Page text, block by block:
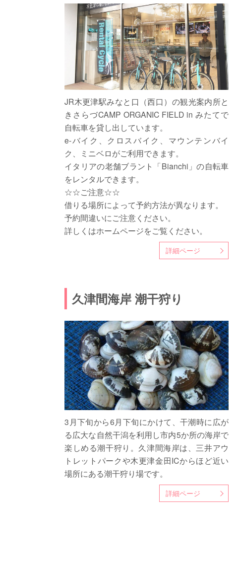
JR木更津駅みなと口（西口）の観光案内所と
きさらづCAMP ORGANIC FIELD in みたてで
自転車を貸し出しています。
e-バイク、クロスバイク、マウンテンバイ
ク、ミニベロがご利用できます。
イタリアの老舗ブラント「Bianchi」の自転車
をレンタルできます。
☆☆ご注意☆☆
借りる場所によって予約方法が異なります。
予約間違いにご注意ください。
詳しくはホームページをご覧ください。
詳細ページ
久津間海岸 潮干狩り
3月下旬から6月下旬にかけて、干潮時に広が
る広大な自然干潟を利用し市内5か所の海岸で
楽しめる潮干狩り。久津間海岸は、三井アウ
トレットパークや木更津金田ICからほど近い
場所にある潮干狩り場です。
詳細ページ